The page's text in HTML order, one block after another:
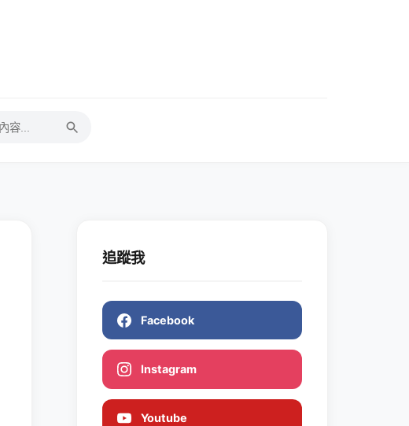
追蹤我
Facebook
Instagram
Youtube